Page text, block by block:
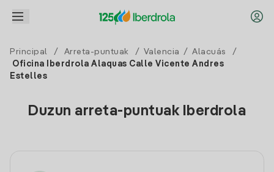
Principal / Arreta-puntuak / Valencia / Alacuás
/
Oficina Iberdrola Alaquas Calle Vicente Andres
Estelles
Duzun arreta-puntuak Iberdrola